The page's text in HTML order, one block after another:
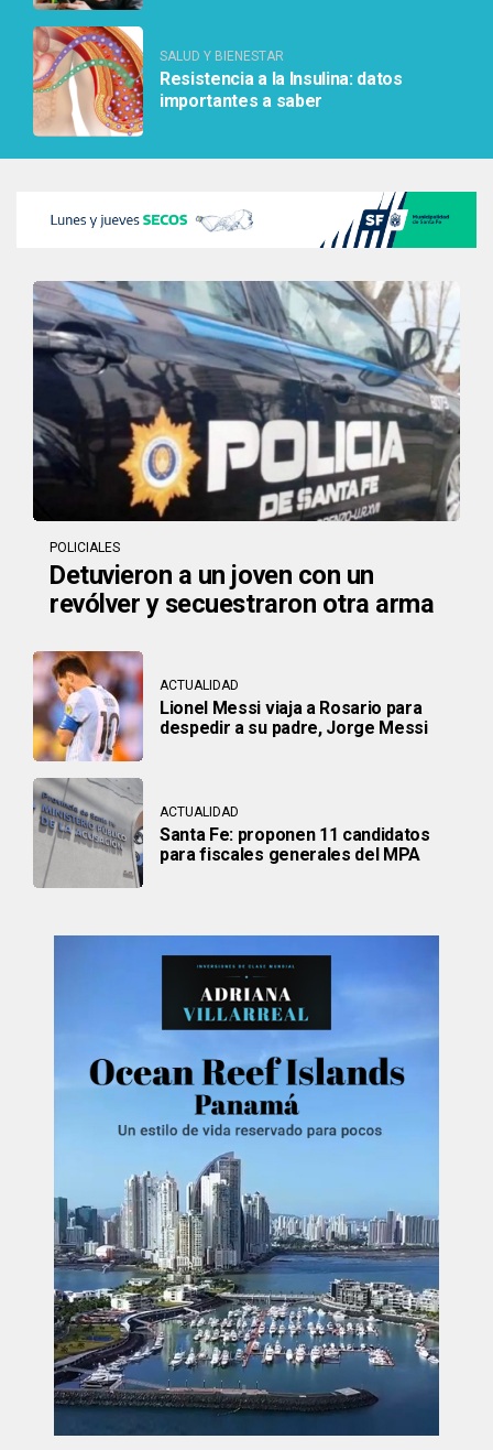
SALUD Y BIENESTAR
Resistencia a la Insulina: datos
importantes a saber
POLICIALES
Detuvieron a un joven con un
revólver y secuestraron otra arma
ACTUALIDAD
Lionel Messi viaja a Rosario para
despedir a su padre, Jorge Messi
ACTUALIDAD
Santa Fe: proponen 11 candidatos
para fiscales generales del MPA